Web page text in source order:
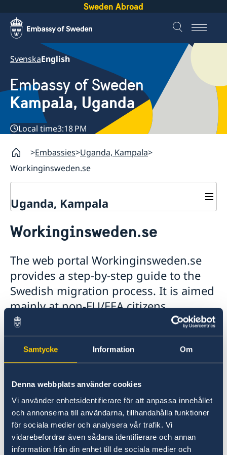
Samtycke Information Om
Denna webbplats använder cookies
Vi använder enhetsidentifierare för att anpassa innehållet
och annonserna till användarna, tillhandahålla funktioner
för sociala medier och analysera vår trafik. Vi
vidarebefordrar även sådana identifierare och annan
information från din enhet till de sociala medier och
Sweden Abroad
SvenskaEnglish
Embassy of Sweden
Kampala, Uganda
Local time3:18 PM
Embassies Uganda, Kampala
Workinginsweden.se
Uganda, Kampala
About us
Procurement
Questions and Answers in relation to Procurement
Vacancies
Internship
Embassy staff
News
Quiz Makerere
Calendar
Workinginsweden.se
The web portal Workinginsweden.se
provides a step-by-step guide to the
Swedish migration process. It is aimed
mainly at non-EU/EEA citizens
interested in working in Sweden for at
least one year. The portal also
describes some of the advantages of a
work life in Sweden.
EU citizens and non-EU/EEA citizens interested
in working in Sweden for less than one year can
also find useful information about working and
living in Sweden on the portal.
>Workinginsweden.se